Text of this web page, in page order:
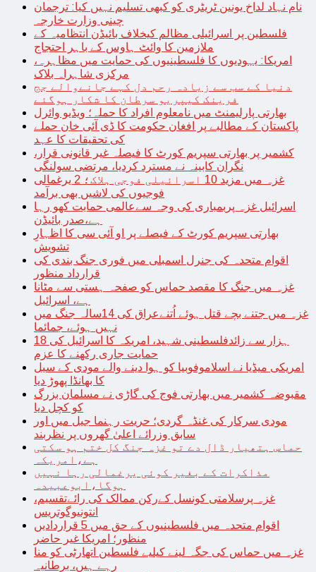
نام نہاد لداخ یونین ٹریٹری کو کبھی تسلیم نہیں کیا: ترجمان
چینی وزارت خارجہ
فلسطین پر اسرائیلی مظالم کیخلاف بائیڈن انتظامیہ کے
ملازمین کا وائٹ ہاوس کے باہر احتجاج
امریکا: یہودیوں کا فلسطینیوں کی حمایت میں مظاہرہ،
مرکزی شاہراہ بلاک
دنیا کے سب سے زیادہ رحم دل کہے جانےوالے جج
فرینک کیپریو سرطان کا شکار ہوگئے
بھارتی پارلیمنٹ میں نامعلوم افراد کا حملہ؛ ویڈیو وائرل
پاکستان کے مطالبے پر افغان حکومت کا ڈی آئی خان حملے
کی تحقیقات کا عہد
کشمیر پر بھارتی سپریم کورٹ کا فیصلہ غیر قانونی قرار،
نگران کابینہ نے مسترد کردیا، مرتضی سولنگی
غزہ میں مزید 10 اسرائیلی فوجی ہلاک؛ 2 یرغمالی
فوجیوں کی لاشیں بھی برآمد
اسرائیل غزہ پربمباری کی وجہ سےعالمی حمایت کھو رہا
ہے،صدر بائیڈن
بھارتی سپریم کورٹ کے فیصلے پر او آئی سی کا اظہارِ
تشویش
اقوام متحدہ کی جنرل اسمبلی میں فوری جنگ بندی کی
قرارداد منظور
غزہ میں جنگ کا مقصد حماس کو صفحہ ہستی سے مٹانا
ہے، اسرائیل
غزہ میں جتنے بچے قتل ہوئے اُتنےعراق کی 14سالہ جنگ میں
نہیں ہوئے، جمائما
18 ہزار سے زائدفلسطینی شہید، امریکہ کا اسرائیل کی
حمایت جاری رکھنے کا عزم
امریکی میڈیا نے اسلاموفوبیا کو ہوا دینے والے مودی کے سیل
کا بھانڈا پھوڑ دیا
مقبوضہ کشمیر میں بھارتی فوج کی گاڑی نے مسلمان بزرگ
کو کچل دیا
مودی سرکار کی غنڈہ گردی؛ حریت رہنما جیل میں اور
سابق وزرائے اعلیٰ گھروں پر نظربند
حماس ہتھیار ڈال دے تو غزہ جنگ کل ختم ہو سکتی
ہے،امریکہ
مذاکرات کے بغیر کوئی یرغمالی رہا نہیں
ہوگا،ابوعبیدہ
غزہ پرسلامتی کونسل کےرکن ممالک کی رائےتقسیم،
انتونیوگوتریس
اقوام متحدہ میں فلسطینیوں کے حق میں 5 قراردادیں
منظور؛ امریکا غیر حاضر
غزہ میں حماس کی جگہ لینے کیلیے فلسطین اتھارٹی کو منا
رہے ہیں، برطانیہ